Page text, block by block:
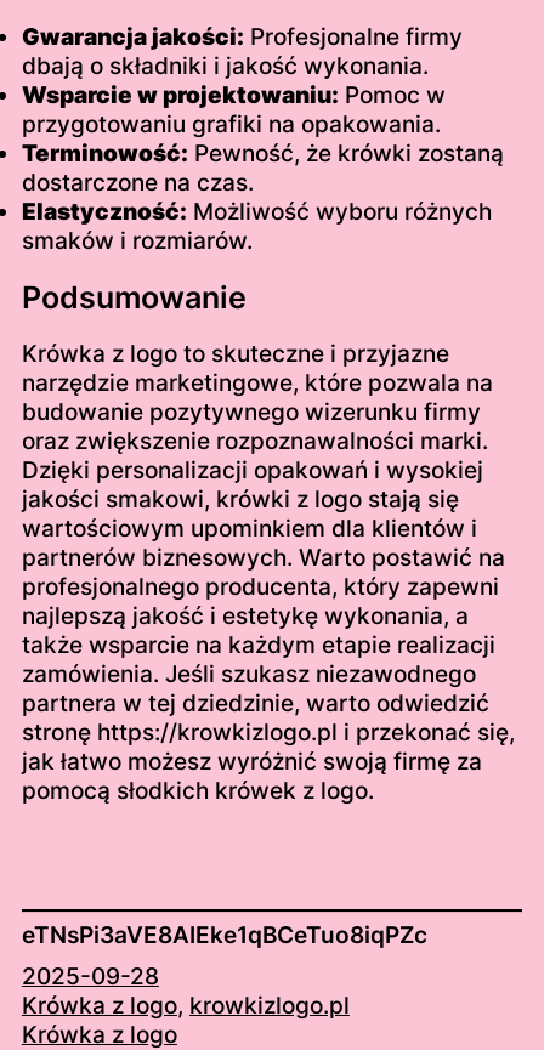
Gwarancja jakości: Profesjonalne firmy
dbają o składniki i jakość wykonania.
Wsparcie w projektowaniu: Pomoc w
przygotowaniu grafiki na opakowania.
Terminowość: Pewność, że krówki zostaną
dostarczone na czas.
Elastyczność: Możliwość wyboru różnych
smaków i rozmiarów.
Podsumowanie
Krówka z logo to skuteczne i przyjazne
narzędzie marketingowe, które pozwala na
budowanie pozytywnego wizerunku firmy
oraz zwiększenie rozpoznawalności marki.
Dzięki personalizacji opakowań i wysokiej
jakości smakowi, krówki z logo stają się
wartościowym upominkiem dla klientów i
partnerów biznesowych. Warto postawić na
profesjonalnego producenta, który zapewni
najlepszą jakość i estetykę wykonania, a
także wsparcie na każdym etapie realizacji
zamówienia. Jeśli szukasz niezawodnego
partnera w tej dziedzinie, warto odwiedzić
stronę https://krowkizlogo.pl i przekonać się,
jak łatwo możesz wyróżnić swoją firmę za
pomocą słodkich krówek z logo.
eTNsPi3aVE8AIEke1qBCeTuo8iqPZc
2025-09-28
Krówka z logo, krowkizlogo.pl
Krówka z logo